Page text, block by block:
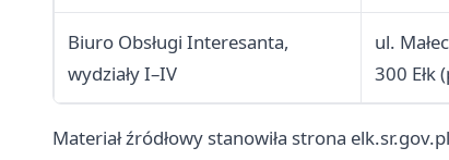
Biuro Obsługi Interesanta,
wydziały I–IV
ul.
300 Ełk
Materiał źródłowy stanowiła strona